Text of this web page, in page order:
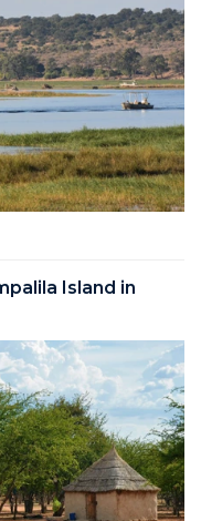
Island in